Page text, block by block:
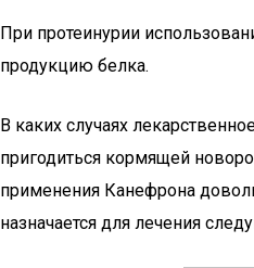
При протеинурии
продукцию белка.
В каких случаях
пригодиться кормящей
применения Канефрона
назначается для лечения